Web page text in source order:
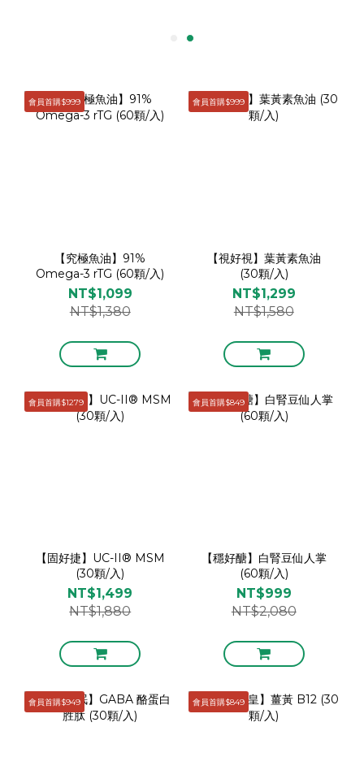
會員首購$999
【究極魚油】91%
Omega-3 rTG (60顆/入)
NT$1,099
NT$1,380
會員首購$999
【視好視】葉黃素魚油
(30顆/入)
NT$1,299
NT$1,580
會員首購$1279
【固好捷】UC-II® MSM
(30顆/入)
NT$1,499
NT$1,880
會員首購$849
【穩好醣】白腎豆仙人掌
(60顆/入)
NT$999
NT$2,080
會員首購$949 會員首購$849